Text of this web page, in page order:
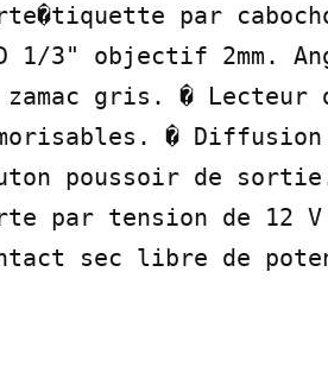
par
1/3" objectif 2mm.
zamac gris. � Lecteur
�
poussoir de
par tension de 12
sec libre de